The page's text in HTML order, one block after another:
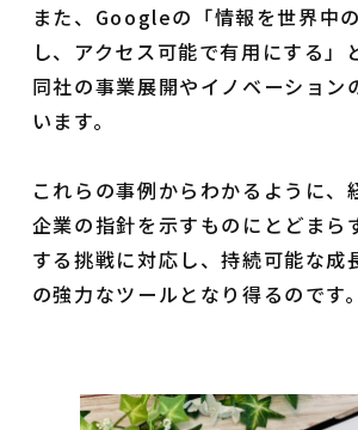
また、Googleの「情報を世界中
し、アクセス可能で有用にする」
同社の事業展開やイノベーション
います。
これらの事例からわかるように、
企業の指針を示すものにとどまら
する挑戦に対応し、持続可能な成
の強力なツールとなり得るのです。